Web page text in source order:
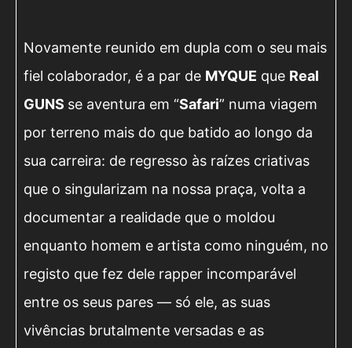
Novamente reunido em dupla com o seu mais
fiel colaborador, é a par de MYQUE que Real
GUNS se aventura em “Safari” numa viagem
por terreno mais do que batido ao longo da
sua carreira: de regresso às raízes criativas
que o singularizam na nossa praça, volta a
documentar a realidade que o moldou
enquanto homem e artista como ninguém, no
registo que fez dele rapper incomparável
entre os seus pares — só ele, as suas
vivências brutalmente versadas e as